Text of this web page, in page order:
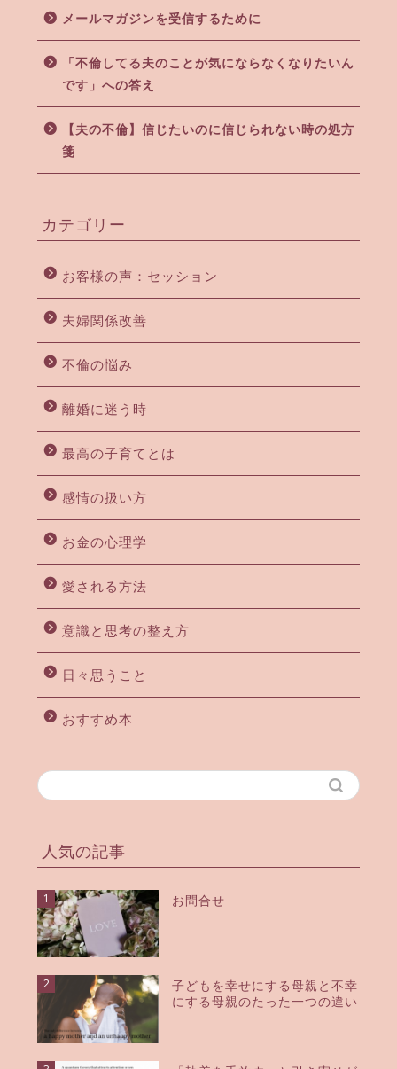
メールマガジンを受信するために
「不倫してる夫のことが気にならなくなりたいん
です」への答え
【夫の不倫】信じたいのに信じられない時の処方
箋
カテゴリー
お客様の声：セッション
夫婦関係改善
不倫の悩み
離婚に迷う時
最高の子育てとは
感情の扱い方
お金の心理学
愛される方法
意識と思考の整え方
日々思うこと
おすすめ本
人気の記事
1 お問合せ
2
子どもを幸せにする母親と不幸
にする母親のたった一つの違い